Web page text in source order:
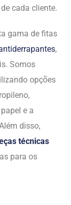
cada cliente.
gama de fitas
,
Somos
opções
e a
disso,
técnicas
para os